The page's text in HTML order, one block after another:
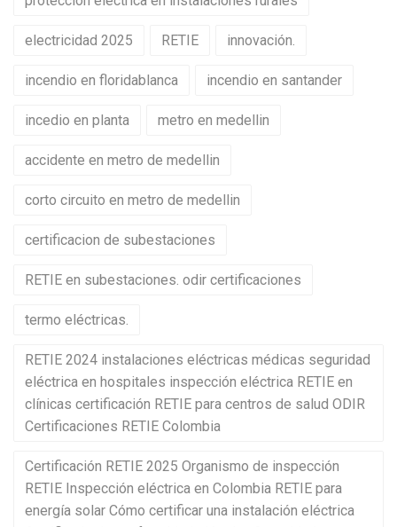
electricidad 2025 RETIE innovación.
incendio en floridablanca incendio en santander
incedio en planta metro en medellin
accidente en metro de medellin
corto circuito en metro de medellin
certificacion de subestaciones
RETIE en subestaciones. odir certificaciones
termo eléctricas.
RETIE 2024 instalaciones eléctricas médicas seguridad
eléctrica en hospitales inspección eléctrica RETIE en
clínicas certificación RETIE para centros de salud ODIR
Certificaciones RETIE Colombia
Certificación RETIE 2025 Organismo de inspección
RETIE Inspección eléctrica en Colombia RETIE para
energía solar Cómo certificar una instalación eléctrica